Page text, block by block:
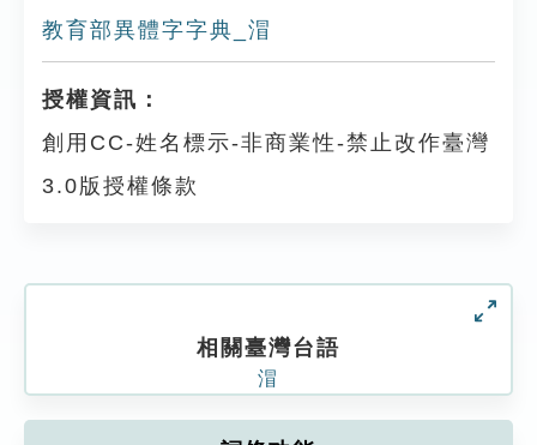
教育部異體字字典_㴘
授權資訊：
創用CC-姓名標示-非商業性-禁止改作臺灣
3.0版授權條款
相關臺灣台語
㴘